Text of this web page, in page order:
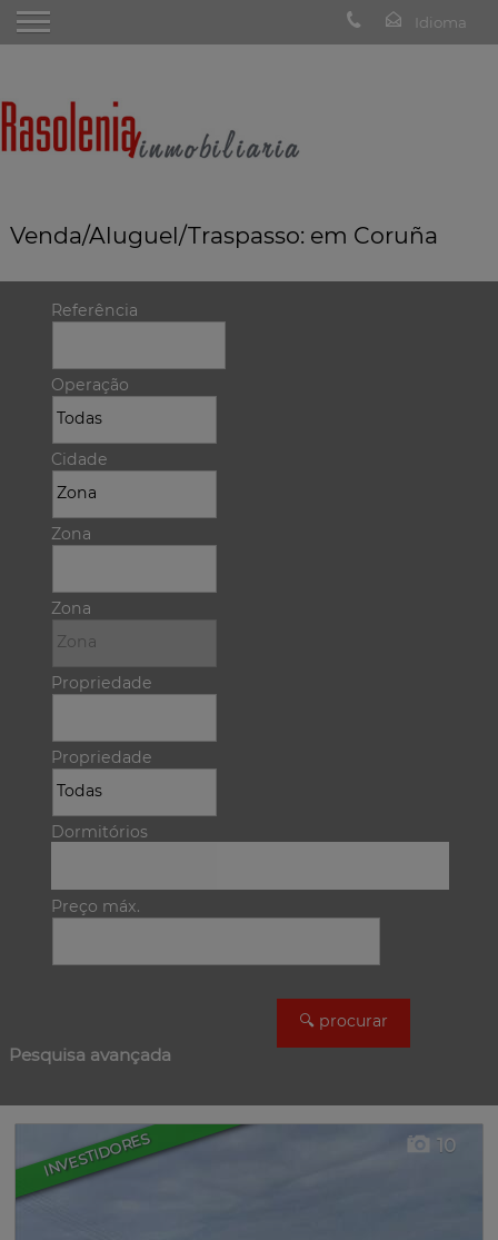
Venda/Aluguel/Traspasso: em Coruña
Referência
Operação
Cidade
Zona
Zona
Propriedade
Propriedade
Dormitórios
Preço máx.
Pesquisa avançada
INVESTIDORES 10